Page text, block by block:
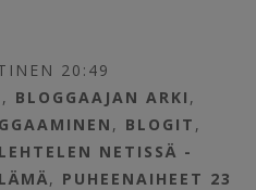
20:49
, BLOGGAAJAN ARKI ,
, BLOGIT ,
NETISSÄ -
, PUHEENAIHEET 23